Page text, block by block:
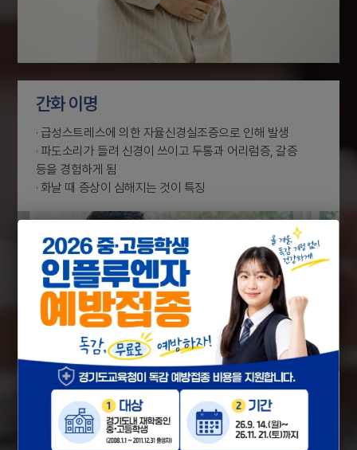
간화 이명
· 급성스트레스에 의한 자율신경실조증으로 인해 발생
· 파도소리가 들려 신경이 쓰이고 두통과 어리럼증, 갈증
등을 경험하게 됨
· 화날 때 증상이 심해지는 것이 특징
신허 이명
· 만성 스트레스로 인해 부신 기능이 약해지면 만성피로와
함께 나타남